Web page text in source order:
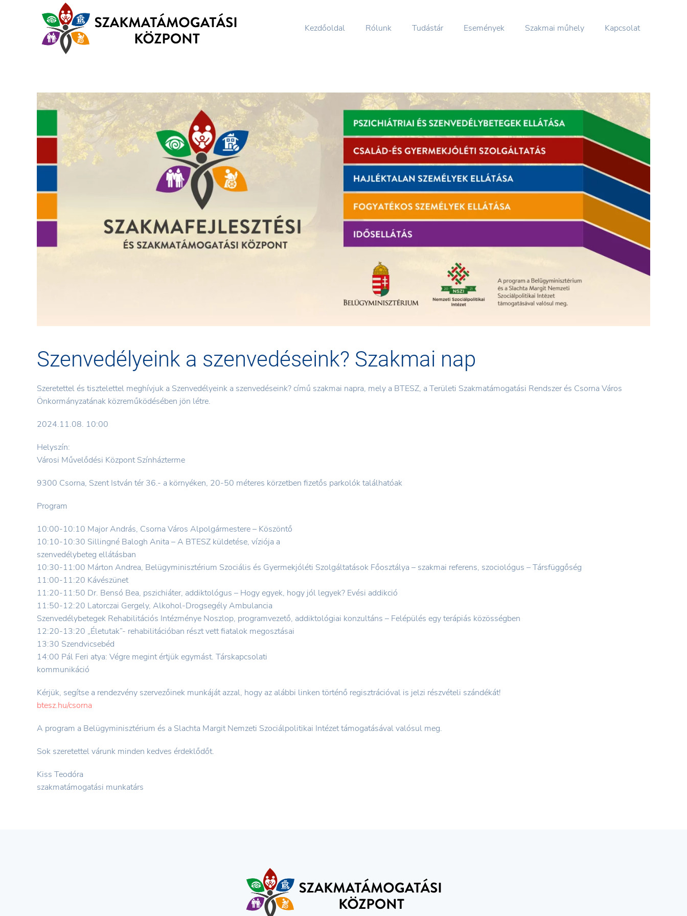
Kezdőoldal Rólunk Tudástár Események Szakmai műhely Kapcsolat
Szenvedélyeink a szenvedéseink? Szakmai nap
Szeretettel és tisztelettel meghívjuk a Szenvedélyeink a szenvedéseink? című szakmai napra, mely a BTESZ, a Területi Szakmatámogatási Rendszer és Csorna Város
Önkormányzatának közreműködésében jön létre.
2024.11.08. 10:00
Helyszín:
Városi Művelődési Központ Színházterme
9300 Csorna, Szent István tér 36.- a környéken, 20-50 méteres körzetben fizetős parkolók találhatóak
Program
10:00-10:10 Major András, Csorna Város Alpolgármestere – Köszöntő
10:10-10:30 Sillingné Balogh Anita – A BTESZ küldetése, víziója a
szenvedélybeteg ellátásban
10:30-11:00 Márton Andrea, Belügyminisztérium Szociális és Gyermekjóléti Szolgáltatások Főosztálya – szakmai referens, szociológus – Társfüggőség
11:00-11:20 Kávészünet
11:20-11:50 Dr. Bensó Bea, pszichiáter, addiktológus – Hogy egyek, hogy jól legyek? Evési addikció
11:50-12:20 Latorczai Gergely, Alkohol-Drogsegély Ambulancia
Szenvedélybetegek Rehabilitációs Intézménye Noszlop, programvezető, addiktológiai konzultáns – Felépülés egy terápiás közösségben
12:20-13:20 „Életutak”- rehabilitációban részt vett fiatalok megosztásai
13:30 Szendvicsebéd
14:00 Pál Feri atya: Végre megint értjük egymást. Társkapcsolati
kommunikáció
Kérjük, segítse a rendezvény szervezőinek munkáját azzal, hogy az alábbi linken történő regisztrációval is jelzi részvételi szándékát!
btesz.hu/csorna
A program a Belügyminisztérium és a Slachta Margit Nemzeti Szociálpolitikai Intézet támogatásával valósul meg.
Sok szeretettel várunk minden kedves érdeklődőt.
Kiss Teodóra
szakmatámogatási munkatárs